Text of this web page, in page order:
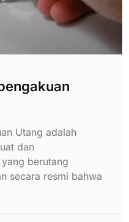
Utang adalah
dan
berutang
secara resmi bahwa